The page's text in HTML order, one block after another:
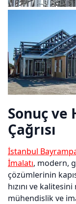
Sonuç ve
Çağrısı
İstanbul
İmalatı, modern,
çözümlerinin
hızını ve
mühendislik ve